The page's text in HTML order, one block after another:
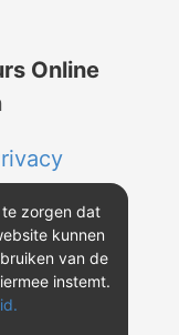
Online
zorgen dat
kunnen
van de
instemt.